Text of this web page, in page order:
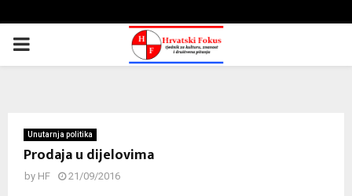
PRIMARY
Unutarnja politika
Prodaja u dijelovima
by HF 21/09/2016